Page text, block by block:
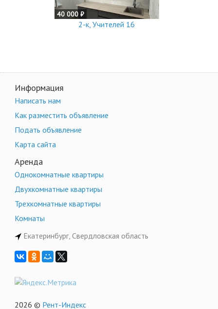
40 000 ₽
2-к, Учителей 16
Информация
Написать нам
Как разместить объявление
Подать объявление
Карта сайта
Аренда
Однокомнатные квартиры
Двухкомнатные квартиры
Трехкомнатные квартиры
Комнаты
Екатеринбург, Свердловская область
2026 © Рент-Индекс